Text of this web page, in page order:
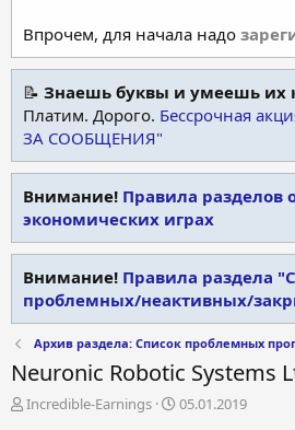
Впрочем, для начала надо
📝 Знаешь буквы и умеешь их
Платим. Дорого. Бессрочная
ЗА СООБЩЕНИЯ"
Внимание! Правила разделов
экономических играх
Внимание! Правила раздела
проблемных/неактивных/
Архив раздела: Список проблемных
Neuronic Robotic Systems
А
Incredible-Earnings
Д
05.01.2019